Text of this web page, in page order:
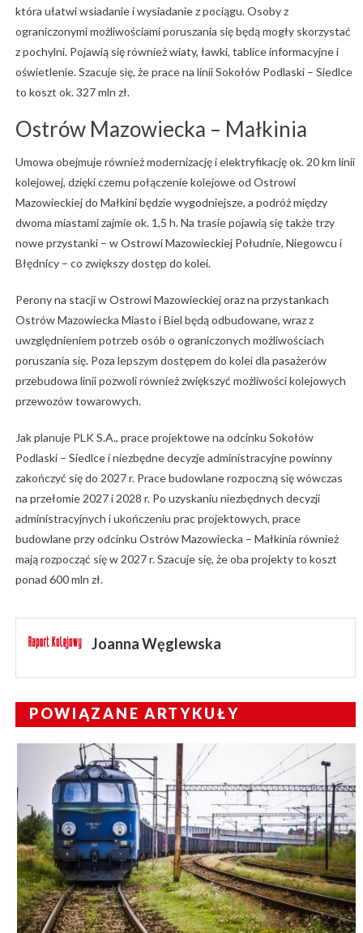
która ułatwi wsiadanie i wysiadanie z pociągu. Osoby z
ograniczonymi możliwościami poruszania się będą mogły skorzystać
z pochylni. Pojawią się również wiaty, ławki, tablice informacyjne i
oświetlenie. Szacuje się, że prace na linii Sokołów Podlaski – Siedlce
to koszt ok. 327 mln zł.
Ostrów Mazowiecka – Małkinia
Umowa obejmuje również modernizację i elektryfikację ok. 20 km linii
kolejowej, dzięki czemu połączenie kolejowe od Ostrowi
Mazowieckiej do Małkini będzie wygodniejsze, a podróż między
dwoma miastami zajmie ok. 1,5 h. Na trasie pojawią się także trzy
nowe przystanki – w Ostrowi Mazowieckiej Południe, Niegowcu i
Błędnicy – co zwiększy dostęp do kolei.
Perony na stacji w Ostrowi Mazowieckiej oraz na przystankach
Ostrów Mazowiecka Miasto i Biel będą odbudowane, wraz z
uwzględnieniem potrzeb osób o ograniczonych możliwościach
poruszania się. Poza lepszym dostępem do kolei dla pasażerów
przebudowa linii pozwoli również zwiększyć możliwości kolejowych
przewozów towarowych.
Jak planuje PLK S.A., prace projektowe na odcinku Sokołów
Podlaski – Siedlce i niezbędne decyzje administracyjne powinny
zakończyć się do 2027 r. Prace budowlane rozpoczną się wówczas
na przełomie 2027 i 2028 r. Po uzyskaniu niezbędnych decyzji
administracyjnych i ukończeniu prac projektowych, prace
budowlane przy odcinku Ostrów Mazowiecka – Małkinia również
mają rozpocząć się w 2027 r. Szacuje się, że oba projekty to koszt
ponad 600 mln zł.
Joanna Węglewska
POWIĄZANE ARTYKUŁY